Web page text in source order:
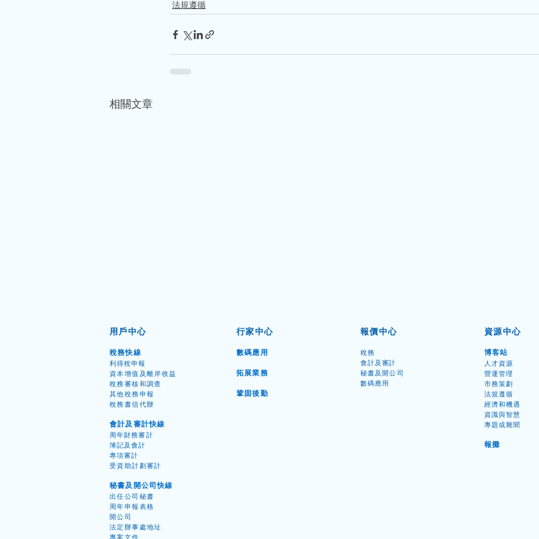
法規遵循
相關文章
審計所需文件 前篇
用戶中心
稅務快線
利得稅申報
資本增值及離岸收益
​稅務審核和調查
其他稅務申 報
稅務書信代辦
會計及審計快線
周年財務審計
簿記及會計
專項審計
受資助計劃審計
秘書及開公司快線
出任公司秘書
周年申報表格
開公司
​法定辦事處地址
專案文件
行家中心
數碼應用
拓展業務
鞏固後勤
報價中心
稅務
會計及審計
秘書及開公司
數碼應用
資源中心
博客站
人才資源
營運管理
市務策劃
法規遵循
經濟和機遇
資識與智慧
專題或雜聞
報攤